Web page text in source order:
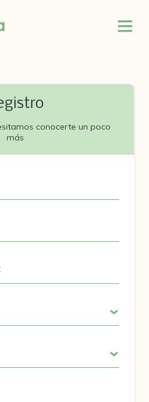
conocerte un poco
más